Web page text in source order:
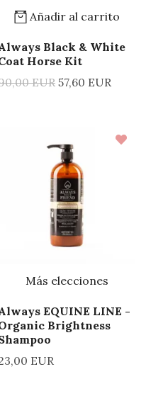
Añadir al carrito
Black & White
Horse Kit
EUR 57,60 EUR
Más elecciones
EQUINE LINE -
Brightness
EUR